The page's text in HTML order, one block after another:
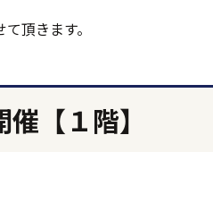
頂きます。
【１階】